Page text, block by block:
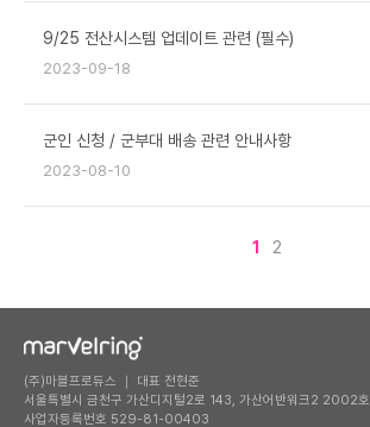
9/25 전산시스템 업데이트 관련 (필수)
2023-09-18
군인 신청 / 군부대 배송 관련 안내사항
2023-08-10
1 2
(주)마블프로듀스 ｜ 대표 전현준
서울특별시 금천구 가산디지털2로 143, 가산어반워크2 2002호
사업자등록번호 529-81-00403